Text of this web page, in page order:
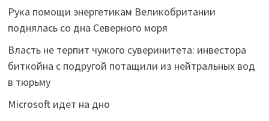
Рука помощи энергетикам Великобритании
поднялась со дна Северного моря
Власть не терпит чужого суверинитета: инвестора
биткойна с подругой потащили из нейтральных вод
в тюрьму
Microsoft идет на дно